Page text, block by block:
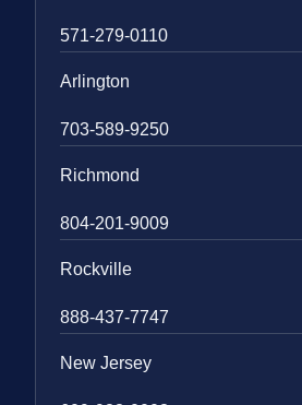
571-279-0110
Arlington
703-589-9250
Richmond
804-201-9009
Rockville
888-437-7747
New Jersey